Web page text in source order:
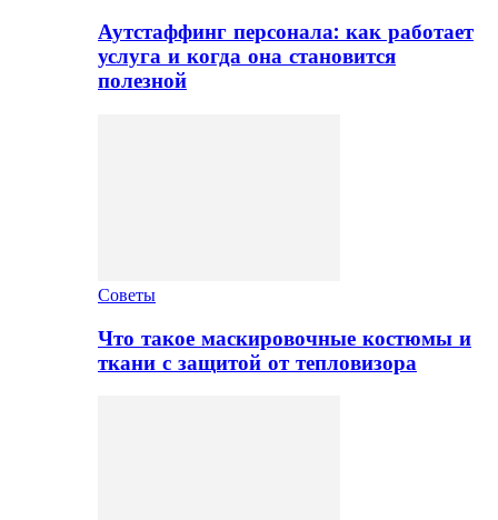
Аутстаффинг персонала: как работает
услуга и когда она становится
полезной
Советы
Что такое маскировочные костюмы и
ткани с защитой от тепловизора